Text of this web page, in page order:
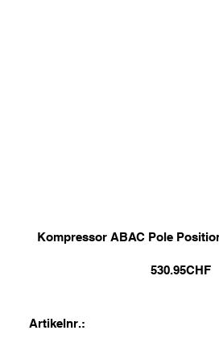
Kompressor ABAC Pole
530.95CHF
Artikelnr.: